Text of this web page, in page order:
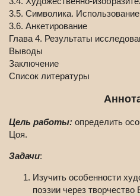
3.5. Символика.
3.6. Анкетирование
Глава 4. Результаты
Выводы
Заключение
Список литературы
Цель работы: определить
Цоя.
Задачи:
Изучить особенности
поэзии через творчество